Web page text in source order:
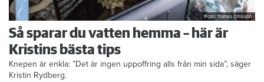
Foto: Tomas Ohlsson
Så sparar du vatten hemma – här är
Kristins bästa tips
Knepen är enkla: ”Det är ingen uppoffring alls från min sida”, säger
Kristin Rydberg.